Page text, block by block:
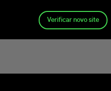
Verificar novo site